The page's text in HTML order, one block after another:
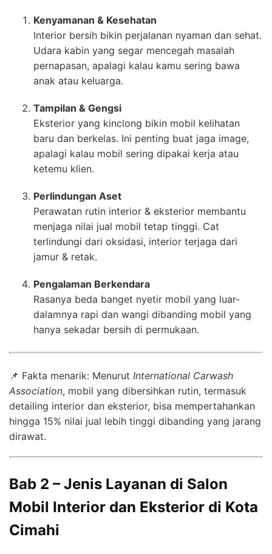
Kenyamanan & Kesehatan
Interior bersih bikin perjalanan nyaman dan sehat.
Udara kabin yang segar mencegah masalah
pernapasan, apalagi kalau kamu sering bawa
anak atau keluarga.
Tampilan & Gengsi
Eksterior yang kinclong bikin mobil kelihatan
baru dan berkelas. Ini penting buat jaga image,
apalagi kalau mobil sering dipakai kerja atau
ketemu klien.
Perlindungan Aset
Perawatan rutin interior & eksterior membantu
menjaga nilai jual mobil tetap tinggi. Cat
terlindungi dari oksidasi, interior terjaga dari
jamur & retak.
Pengalaman Berkendara
Rasanya beda banget nyetir mobil yang luar-
dalamnya rapi dan wangi dibanding mobil yang
hanya sekadar bersih di permukaan.
📌 Fakta menarik: Menurut International Carwash
Association, mobil yang dibersihkan rutin, termasuk
detailing interior dan eksterior, bisa mempertahankan
hingga 15% nilai jual lebih tinggi dibanding yang jarang
dirawat.
Bab 2 – Jenis Layanan di Salon
Mobil Interior dan Eksterior di Kota
Cimahi